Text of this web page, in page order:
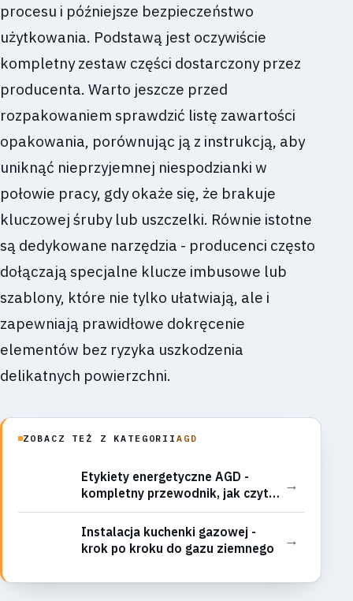
procesu i późniejsze bezpieczeństwo
użytkowania. Podstawą jest oczywiście
kompletny zestaw części dostarczony przez
producenta. Warto jeszcze przed
rozpakowaniem sprawdzić listę zawartości
opakowania, porównując ją z instrukcją, aby
uniknąć nieprzyjemnej niespodzianki w
połowie pracy, gdy okaże się, że brakuje
kluczowej śruby lub uszczelki. Równie istotne
są dedykowane narzędzia - producenci często
dołączają specjalne klucze imbusowe lub
szablony, które nie tylko ułatwiają, ale i
zapewniają prawidłowe dokręcenie
elementów bez ryzyka uszkodzenia
delikatnych powierzchni.
ZOBACZ TEŻ Z KATEGORII AGD
Etykiety energetyczne AGD -
kompletny przewodnik, jak czytać
i na co zwracać uwagę
→
Instalacja kuchenki gazowej -
krok po kroku do gazu ziemnego
→